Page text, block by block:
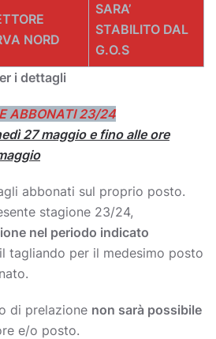
NORD
SARA’
STABILITO DAL
G.O.S
i dettagli
ABBONATI 23/24
27 maggio e fino alle ore
abbonati sul proprio posto.
stagione 23/24,
nel periodo indicato
tagliando per il medesimo posto
di prelazione non sarà possibile
e/o posto.